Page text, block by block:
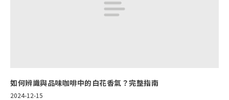
如何辨識與品味咖啡中的白花香氣？完整指南
2024-12-15